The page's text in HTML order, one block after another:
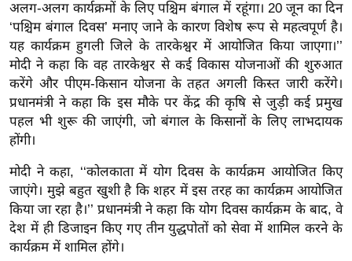
ऑ
टो
व
र्ल्ड
न्यू
ज
ब्री
म
नो
रं
ज
अलग-अलग कार्यक्रमों के लिए पश्चिम बंगाल में रहूंगा। 20 जून का दिन
‘पश्चिम बंगाल दिवस’ मनाए जाने के कारण विशेष रूप से महत्वपूर्ण है।
यह कार्यक्रम हुगली जिले के तारकेश्वर में आयोजित किया जाएगा।’’
मोदी ने कहा कि वह तारकेश्वर से कई विकास योजनाओं की शुरुआत
करेंगे और पीएम-किसान योजना के तहत अगली किस्त जारी करेंगे।
प्रधानमंत्री ने कहा कि इस मौके पर केंद्र की कृषि से जुड़ी कई प्रमुख
पहल भी शुरू की जाएंगी, जो बंगाल के किसानों के लिए लाभदायक
होंगी।
मोदी ने कहा, ‘‘कोलकाता में योग दिवस के कार्यक्रम आयोजित किए
जाएंगे। मुझे बहुत खुशी है कि शहर में इस तरह का कार्यक्रम आयोजित
किया जा रहा है।’’ प्रधानमंत्री ने कहा कि योग दिवस कार्यक्रम के बाद, वे
देश में ही डिजाइन किए गए तीन युद्धपोतों को सेवा में शामिल करने के
कार्यक्रम में शामिल होंगे।